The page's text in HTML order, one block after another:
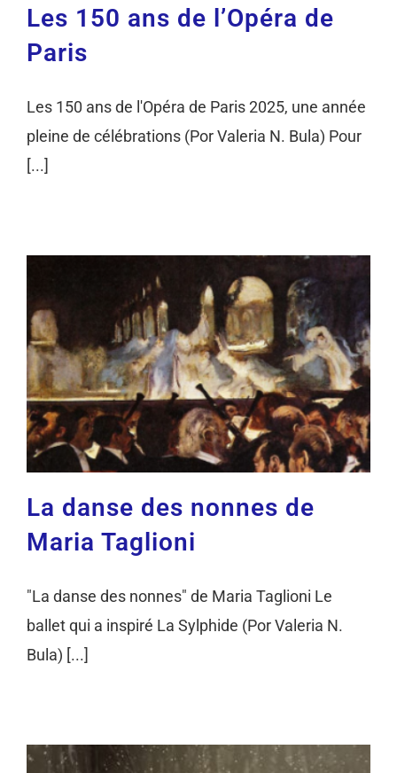
Les 150 ans de l’Opéra de
Paris
Les 150 ans de l'Opéra de Paris 2025, une année
pleine de célébrations (Por Valeria N. Bula) Pour
[...]
La danse des nonnes de
Maria Taglioni
"La danse des nonnes" de Maria Taglioni Le
ballet qui a inspiré La Sylphide (Por Valeria N.
Bula) [...]